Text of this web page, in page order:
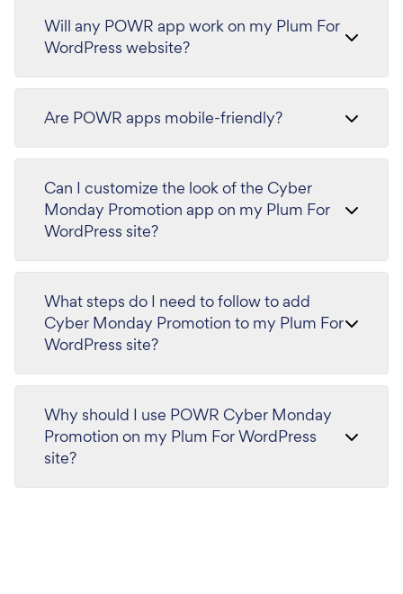
Will any POWR app work on my Plum For
WordPress website?
Are POWR apps mobile-friendly?
Can I customize the look of the Cyber
Monday Promotion app on my Plum For
WordPress site?
What steps do I need to follow to add
Cyber Monday Promotion to my Plum For
WordPress site?
Why should I use POWR Cyber Monday
Promotion on my Plum For WordPress
site?